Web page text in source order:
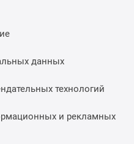
данных
технологий
и рекламных